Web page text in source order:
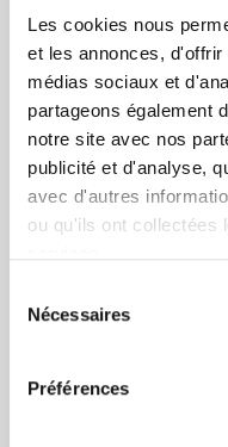
Les cookies nous
et les annonces,
médias sociaux et
partageons également
notre site avec nos
publicité et d'analyse,
avec d'autres
ou qu'ils ont collectées
Nécessaires
Préférences
+ de
dans